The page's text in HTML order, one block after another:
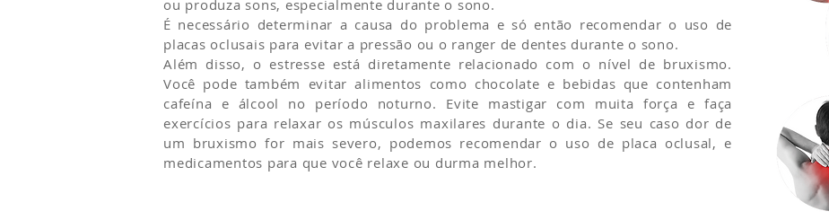
ou produza sons, especialmente durante o sono.
É necessário determinar a causa do problema e só então recomendar o uso de
placas oclusais para evitar a pressão ou o ranger de dentes durante o sono.
Além disso, o estresse está diretamente relacionado com o nível de bruxismo.
Você pode também evitar alimentos como chocolate e bebidas que contenham
cafeína e álcool no período noturno. Evite mastigar com muita força e faça
exercícios para relaxar os músculos maxilares durante o dia. Se seu caso dor de
um bruxismo for mais severo, podemos recomendar o uso de placa oclusal, e
medicamentos para que você relaxe ou durma melhor.